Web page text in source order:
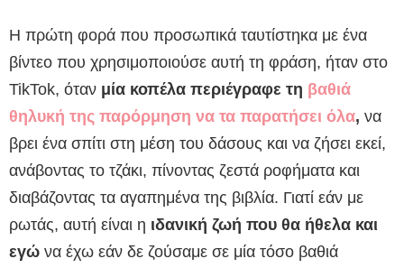
Η πρώτη φορά που προσωπικά ταυτίστηκα με ένα
βίντεο που χρησιμοποιούσε αυτή τη φράση, ήταν στο
TikTok, όταν μία κοπέλα περιέγραφε τη βαθιά
θηλυκή της παρόρμηση να τα παρατήσει όλα, να
βρει ένα σπίτι στη μέση του δάσους και να ζήσει εκεί,
ανάβοντας το τζάκι, πίνοντας ζεστά ροφήματα και
διαβάζοντας τα αγαπημένα της βιβλία. Γιατί εάν με
ρωτάς, αυτή είναι η ιδανική ζωή που θα ήθελα και
εγώ να έχω εάν δε ζούσαμε σε μία τόσο βαθιά